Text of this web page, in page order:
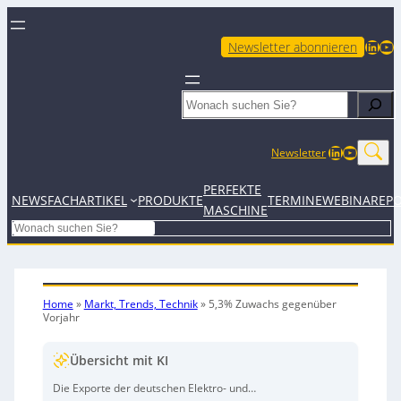
Newsletter abonnieren LinkedIn YouTube
Search
NewsletterLinkedIn
NEWSFACHARTIKEL PRODUKTE
PERFEKTE
MASCHINE
TERMINEWEBINARE
Search
Home » Markt, Trends, Technik» 5,3% Zuwachs gegenüber
Vorjahr
Übersicht mit KI
Die Exporte der deutschen Elektro- und